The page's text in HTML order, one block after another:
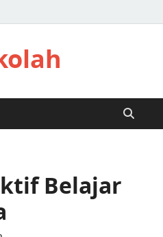
Belajar